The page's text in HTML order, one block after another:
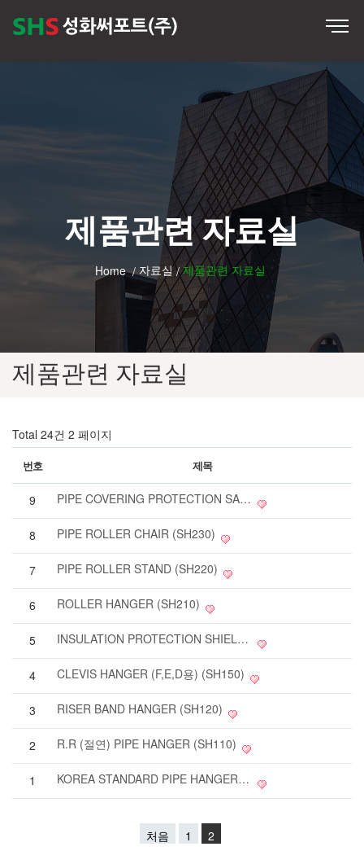
제품관련 자료실
Home 자료실 제품관련 자료실
제품관련 자료실
Total 24건 2 페이지
번호 제목
9 PIPE COVERING PROTECTION SADDLE (SH250)
8 PIPE ROLLER CHAIR (SH230)
7 PIPE ROLLER STAND (SH220)
6 ROLLER HANGER (SH210)
5 INSULATION PROTECTION SHIELDS (SH190)
4 CLEVIS HANGER (F,E,D용) (SH150)
3 RISER BAND HANGER (SH120)
2 R.R (절연) PIPE HANGER (SH110)
1 KOREA STANDARD PIPE HANGER (SH100)
처음 1 2